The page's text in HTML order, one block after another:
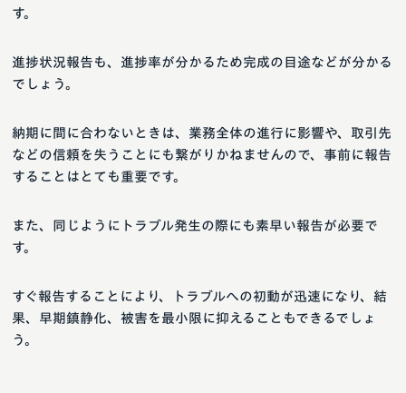
す。
進捗状況報告も、進捗率が分かるため完成の目途などが分かる
でしょう。
納期に間に合わないときは、業務全体の進行に影響や、取引先
などの信頼を失うことにも繋がりかねませんので、事前に報告
することはとても重要です。
また、同じようにトラブル発生の際にも素早い報告が必要で
す。
すぐ報告することにより、トラブルへの初動が迅速になり、結
果、早期鎮静化、被害を最小限に抑えることもできるでしょ
う。